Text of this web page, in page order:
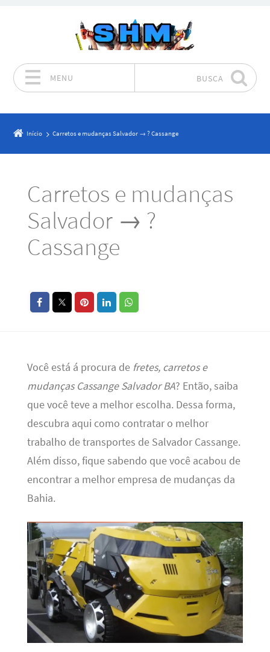
MENU BUSCA
Início Carretos e mudanças Salvador → ? Cassange
Carretos e mudanças
Salvador → ?
Cassange
Você está á procura de fretes, carretos e
mudanças Cassange Salvador BA? Então, saiba
que você teve a melhor escolha. Dessa forma,
descubra aqui como contratar o melhor
trabalho de transportes de Salvador Cassange.
Além disso, fique sabendo que você acabou de
encontrar a melhor empresa de mudanças da
Bahia.